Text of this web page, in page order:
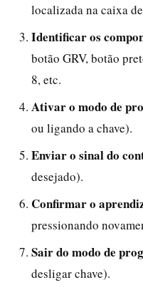
localizada na caixa
Identificar os
botão GRV, botão
8, etc.
Ativar o modo de
ou ligando a chave).
Enviar o sinal do
desejado).
Confirmar o
pressionando
Sair do modo de
desligar chave).